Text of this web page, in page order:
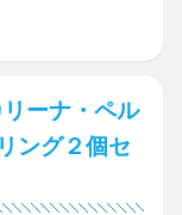
ーナ・ペル
ング２個セ